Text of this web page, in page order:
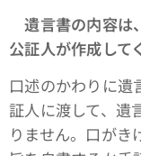
遺言書の内容は
公証人が作成して
口述のかわりに遺
証人に渡して、遺
りません。口が